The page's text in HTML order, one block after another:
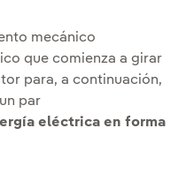
mecánico
que comienza a girar
para, a continuación,
par
eléctrica en forma